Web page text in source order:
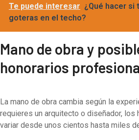
Te puede interesar ¿Qué hacer si
goteras en el techo?
Mano de obra y
honorarios
La mano de obra cambia según la
requieres un arquitecto o diseñador, los
variar desde unos cientos hasta miles